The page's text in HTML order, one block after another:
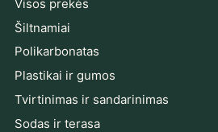
Visos prekės
Šiltnamiai
Polikarbonatas
Plastikai ir gumos
Tvirtinimas ir sandarinimas
Sodas ir terasa